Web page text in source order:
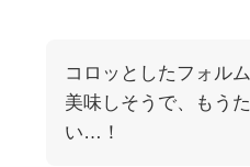
コロッとしたフォル
美味しそうで、もう
い…！